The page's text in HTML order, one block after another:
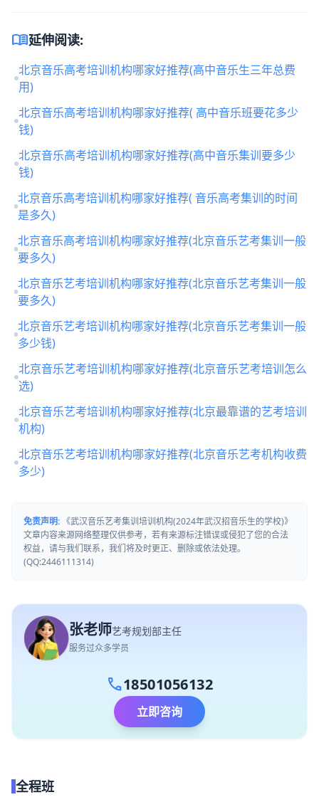
menu_book延伸阅读:
北京音乐高考培训机构哪家好推荐(高中音乐生三年总费
用)
北京音乐高考培训机构哪家好推荐( 高中音乐班要花多少
钱)
北京音乐高考培训机构哪家好推荐(高中音乐集训要多少
钱)
北京音乐高考培训机构哪家好推荐( 音乐高考集训的时间
是多久)
北京音乐高考培训机构哪家好推荐(北京音乐艺考集训一般
要多久)
北京音乐艺考培训机构哪家好推荐(北京音乐艺考集训一般
要多久)
北京音乐艺考培训机构哪家好推荐(北京音乐艺考集训一般
多少钱)
北京音乐艺考培训机构哪家好推荐(北京音乐艺考培训怎么
选)
北京音乐艺考培训机构哪家好推荐(北京最靠谱的艺考培训
机构)
北京音乐艺考培训机构哪家好推荐(北京音乐艺考机构收费
多少)
免责声明: 《武汉音乐艺考集训培训机构(2024年武汉招音乐生的学校)》
文章内容来源网络整理仅供参考，若有来源标注错误或侵犯了您的合法
权益，请与我们联系，我们将及时更正、删除或依法处理。
(QQ:2446111314)
张老师艺考规划部主任
服务过众多学员
call18501056132
立即咨询
全程班